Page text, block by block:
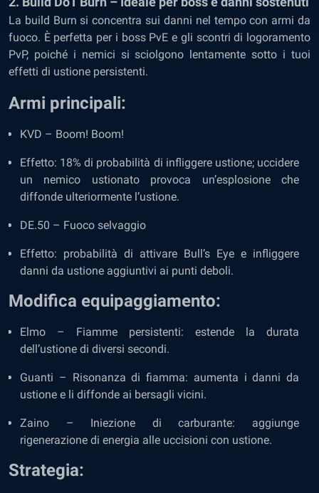
La build Burn si concentra sui danni nel tempo con armi da
fuoco. È perfetta per i boss PvE e gli scontri di logoramento
PvP, poiché i nemici si sciolgono lentamente sotto i tuoi
effetti di ustione persistenti.
Armi principali:
KVD – Boom! Boom!
Effetto: 18% di probabilità di infliggere ustione; uccidere
un nemico ustionato provoca un’esplosione che
diffonde ulteriormente l’ustione.
DE.50 – Fuoco selvaggio
Effetto: probabilità di attivare Bull’s Eye e infliggere
danni da ustione aggiuntivi ai punti deboli.
Modifica equipaggiamento:
Elmo – Fiamme persistenti: estende la durata
dell’ustione di diversi secondi.
Guanti – Risonanza di fiamma: aumenta i danni da
ustione e li diffonde ai bersagli vicini.
Zaino – Iniezione di carburante: aggiunge
rigenerazione di energia alle uccisioni con ustione.
Strategia: